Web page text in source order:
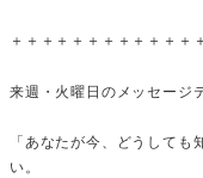
＋＋＋＋＋＋＋＋＋＋＋＋
来週・火曜日のメッセージ
「あなたが今、どうして
い。